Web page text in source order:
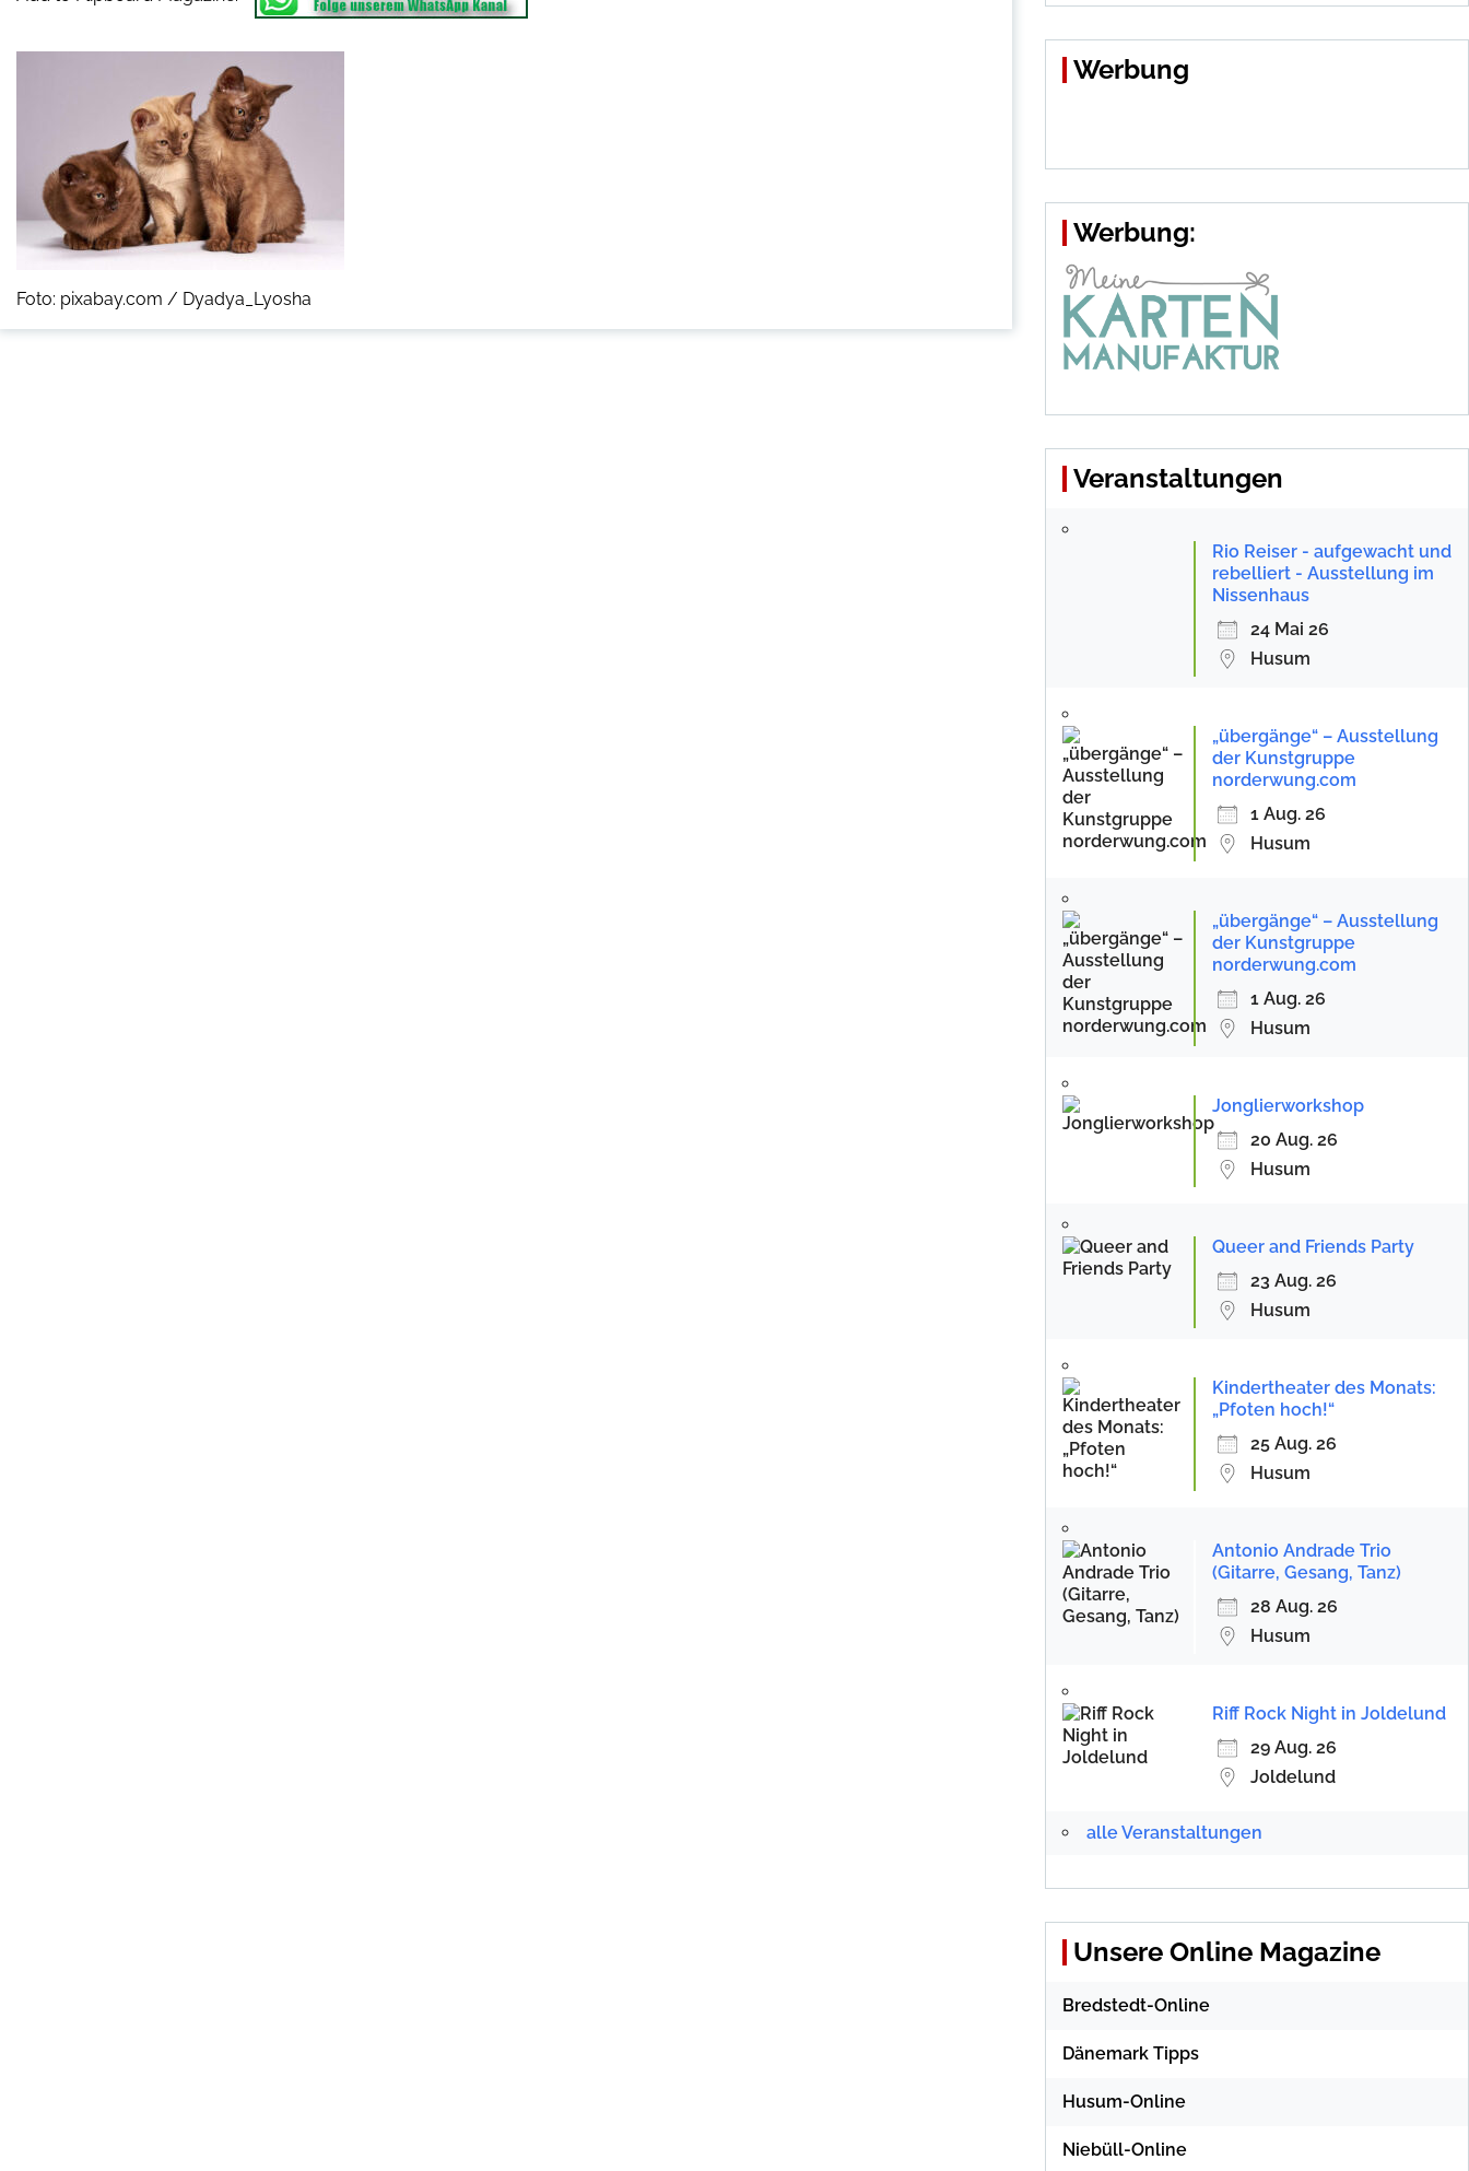
Foto: pixabay.com / Dyadya_Lyosha
Werbung
Werbung:
Veranstaltungen
Rio Reiser - aufgewacht und
rebelliert - Ausstellung im
Nissenhaus
24 Mai 26
Husum
„übergänge“ – Ausstellung
der Kunstgruppe
norderwung.com
1 Aug. 26
Husum
„übergänge“ – Ausstellung
der Kunstgruppe
norderwung.com
1 Aug. 26
Husum
Jonglierworkshop
20 Aug. 26
Husum
Queer and Friends Party
23 Aug. 26
Husum
Kindertheater des Monats:
„Pfoten hoch!“
25 Aug. 26
Husum
Antonio Andrade Trio
(Gitarre, Gesang, Tanz)
28 Aug. 26
Husum
Riff Rock Night in Joldelund
29 Aug. 26
Joldelund
alle Veranstaltungen
Unsere Online Magazine
Bredstedt-Online
Dänemark Tipps
Husum-Online
Niebüll-Online